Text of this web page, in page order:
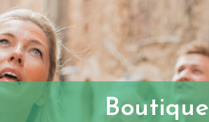
Boutique